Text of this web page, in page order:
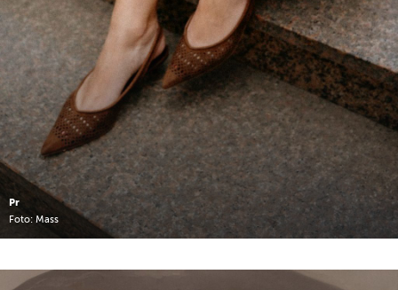
Pr
Foto: Mass